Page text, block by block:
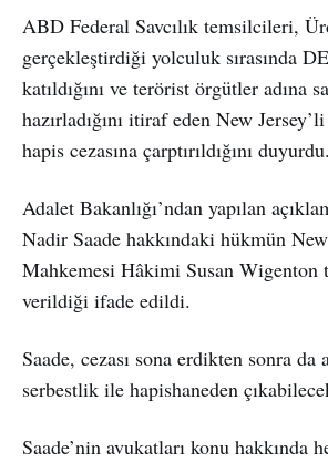
ABD Federal Savcılık temsilcileri,
gerçekleştirdiği yolculuk sırasında
katıldığını ve terörist örgütler adına
hazırladığını itiraf eden New
hapis cezasına çarptırıldığını duyurdu.
Adalet Bakanlığı’ndan yapılan
Nadir Saade hakkındaki hükmün
Mahkemesi Hâkimi Susan Wigenton
verildiği ifade edildi.
Saade, cezası sona erdikten sonra
serbestlik ile hapishaneden
Saade’nin avukatları konu hakkında